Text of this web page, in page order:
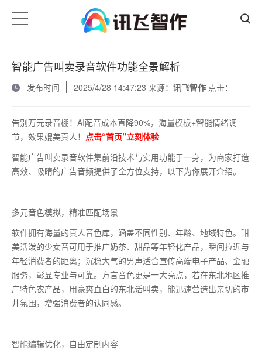
智能广告叫卖录音软件功能全景解析
发布时间
2025/4/28 14:47:23 来源： 讯飞智作 点击：
告别万元录音棚！AI配音成本直降90%，海量模板+智能情绪调
节，效果媲美真人！ 点击“首页”立刻体验
智能广告叫卖录音软件集前沿技术与实用功能于一身，为商家打造
高效、吸睛的广告音频提供了全方位支持，以下为你展开介绍。
多元音色模拟，精准匹配场景
软件拥有海量的真人音色库，涵盖不同性别、年龄、地域特色。甜
美活泼的少女音可用于推广奶茶、甜品等年轻化产品，瞬间拉近与
年轻消费者的距离；沉稳大气的男声适合宣传高端电子产品、金融
服务，彰显专业与可靠。方言音色更是一大亮点，若在东北地区推
广特色农产品，用豪爽直白的东北话叫卖，能迅速营造出亲切的市
井氛围，增强消费者的认同感。
智能编辑优化，自由定制内容